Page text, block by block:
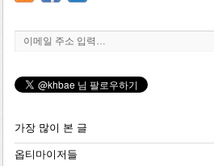
이메일 주소 입력…
가장 많이 본 글
옵티마이저들